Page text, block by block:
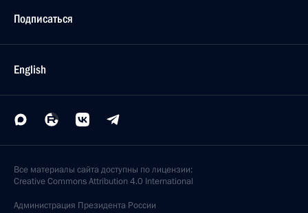
Подписаться
English
Все материалы сайта доступны по лицензии:
Creative Commons Attribution 4.0 International
Администрация Президента России